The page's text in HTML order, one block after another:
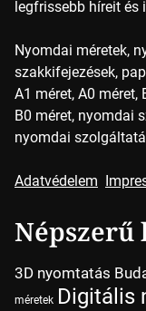
legfrissebb híreit és
Nyomdai méretek,
szakkifejezések,
A1 méret, A0 méret,
B0 méret, nyomdai
nyomdai
Adatvédelem
Népszerű
3D nyomtatás
méretek Digitális